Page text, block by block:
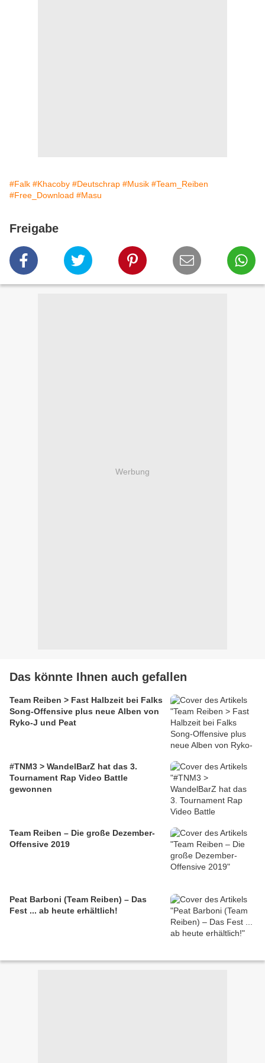
#Falk #Khacoby #Deutschrap #Musik #Team_Reiben
#Free_Download #Masu
Freigabe
Werbung
Das könnte Ihnen auch gefallen
Team Reiben > Fast Halbzeit bei Falks
Song-Offensive plus neue Alben von
Ryko-J und Peat
#TNM3 > WandelBarZ hat das 3.
Tournament Rap Video Battle
gewonnen
Team Reiben – Die große Dezember-
Offensive 2019
Peat Barboni (Team Reiben) – Das
Fest ... ab heute erhältlich!